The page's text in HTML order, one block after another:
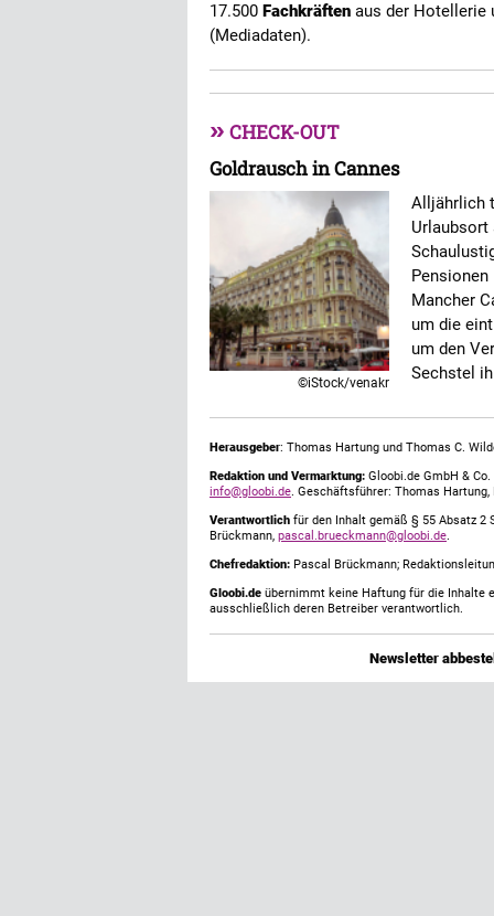
17.500 Fachkräften aus der Hotellerie
(Mediadaten).
» CHECK-OUT
Goldrausch in Cannes
©iStock/venakr
Alljährlich
Urlaubsort
Mancher
um die
um den
Sechstel
Herausgeber: Thomas Hartung und Thomas C.
Redaktion und Vermarktung: Gloobi.de GmbH &
info@gloobi.de. Geschäftsführer: Thomas
Verantwortlich für den Inhalt gemäß § 55 Absatz 2
Brückmann, pascal.brueckmann@gloobi.de.
Chefredaktion: Pascal Brückmann;
Gloobi.de übernimmt keine Haftung für die Inhalte
ausschließlich deren Betreiber verantwortlich.
Newsletter